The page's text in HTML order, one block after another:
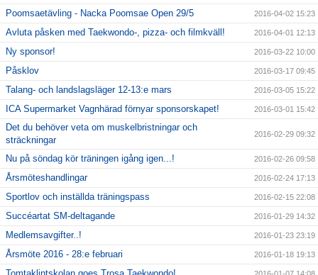
Poomsaetävling - Nacka Poomsae Open 29/5 2016-04-02 15:23
Avluta påsken med Taekwondo-, pizza- och filmkväll! 2016-04-01 12:13
Ny sponsor! 2016-03-22 10:00
Påsklov 2016-03-17 09:45
Talang- och landslagsläger 12-13:e mars 2016-03-05 15:22
ICA Supermarket Vagnhärad förnyar sponsorskapet! 2016-03-01 15:42
Det du behöver veta om muskelbristningar och
sträckningar
2016-02-29 09:32
Nu på söndag kör träningen igång igen...! 2016-02-26 09:58
Årsmöteshandlingar 2016-02-24 17:13
Sportlov och inställda träningspass 2016-02-15 22:08
Succéartat SM-deltagande 2016-01-29 14:32
Medlemsavgifter..! 2016-01-23 23:19
Årsmöte 2016 - 28:e februari 2016-01-18 19:13